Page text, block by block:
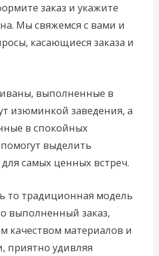
заказ и укажите
Мы свяжемся с вами и
касающиеся заказа и
выполненные в
изюминкой заведения, а
в спокойных
выделить
самых ценных встреч.
то традиционная модель
выполненный заказ,
качеством материалов и
приятно удивляя